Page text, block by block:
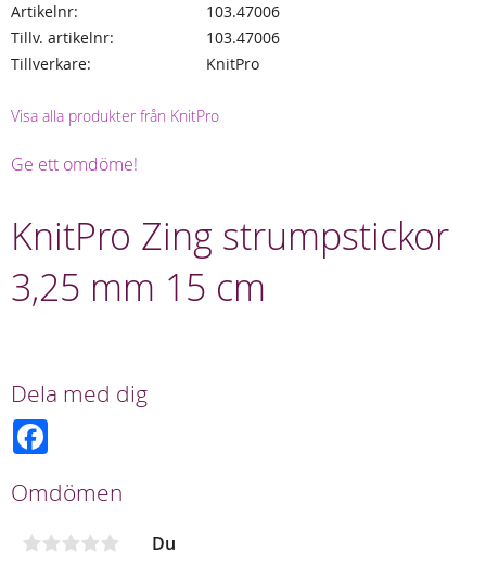
Artikelnr
103.47006
Tillv. artikelnr
103.47006
Tillverkare
KnitPro
Visa alla produkter från KnitPro
Ge ett omdöme!
KnitPro Zing strumpstickor
3,25 mm 15 cm
Dela med dig
b
o
k
Omdömen
Du